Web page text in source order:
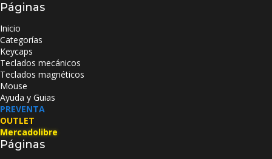
Páginas
Inicio
Categorías
Keycaps
Teclados mecánicos
Teclados magnéticos
Mouse
Ayuda y Guias
PREVENTA
OUTLET
Mercadolibre
Páginas